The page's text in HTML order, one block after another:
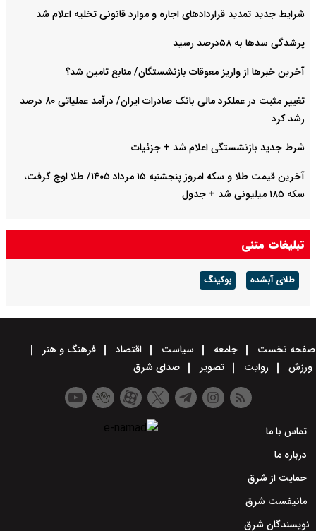
شرایط جدید تمدید قراردادهای اجاره و موارد قانونی تخلیه اعلام شد
پرشدگی سدها به ۵۸درصد رسید
آخرین خبرها از واریز معوقات بازنشستگان/ منابع تامین شد؟
تغییر مثبت در عملکرد مالی بانک صادرات ایران/ درآمد عملیاتی ۸۰ درصد
رشد کرد
شرط جدید بازنشستگی اعلام شد + جزئیات
آخرین قیمت طلا و سکه امروز پنجشنبه ۱۵ مرداد ۱۴۰۵/ طلا اوج گرفت،
سکه ۱۸۵ میلیونی شد + جدول
تبلیغات متنی
طلای آبشده بوکینگ
صفحه نخست جامعه سیاست اقتصاد
فرهنگ و هنر
ورزش
روایت تصویر صدای شرق
تماس با ما
درباره ما
حمایت از شرق
مانیفست شرق
نویسندگان شرق